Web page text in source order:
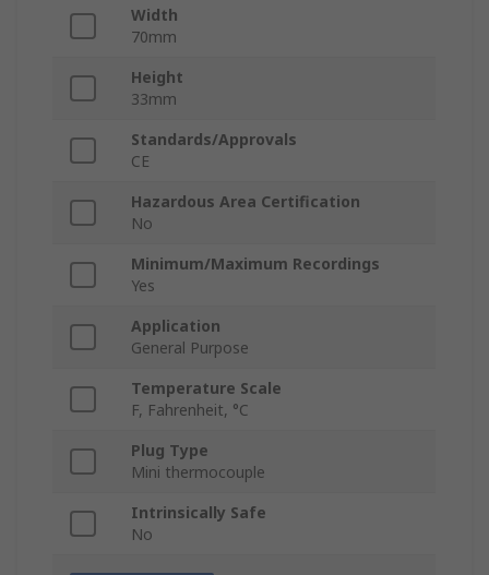
Width
70mm
Height
33mm
Standards/Approvals
CE
Hazardous Area Certification
No
Minimum/Maximum Recordings
Yes
Application
General Purpose
Temperature Scale
F, Fahrenheit, °C
Plug Type
Mini thermocouple
Intrinsically Safe
No